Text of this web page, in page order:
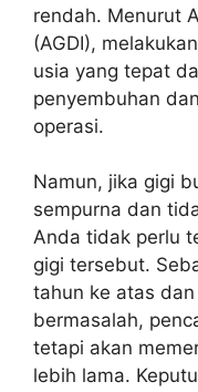
rendah. Menurut
(AGDI),
usia yang tepat
penyembuhan
operasi.
Namun, jika gigi
sempurna dan
Anda tidak perlu
gigi tersebut.
tahun ke atas
bermasalah,
tetapi akan
lebih lama.